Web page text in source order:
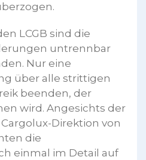
LCGB sind die
untrennbar
Nur eine
über alle strittigen
beenden, der
wird. Angesichts der
Direktion von
die
einmal im Detail auf